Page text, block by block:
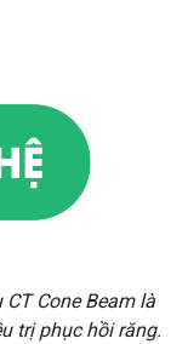
Cone Beam là
trị phục hồi răng.